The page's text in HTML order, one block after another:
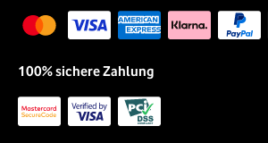
100% sichere Zahlung